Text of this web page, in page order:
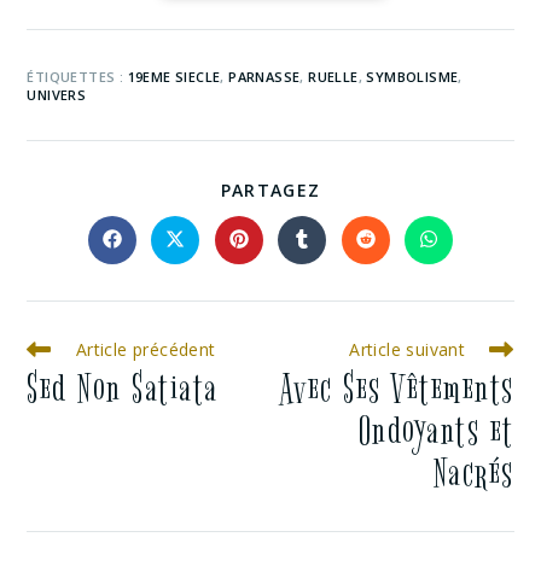
ÉTIQUETTES : 19EME SIECLE, PARNASSE, RUELLE, SYMBOLISME,
UNIVERS
PARTAGEZ
Article précédent
Sed Non Satiata
Article suivant
Avec Ses Vêtements
Ondoyants et
Nacrés